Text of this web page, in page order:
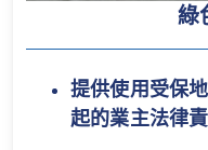
綠
提供使用受保
起的業主法律